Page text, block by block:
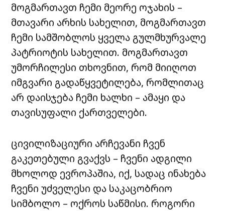
მოგმართავთ ჩემი მეორე ოჯახის –
მთავარი არხის სახელით, მოგმართავთ
ჩემი სამშობლოს ყველა გულმხურვალე
პატრიოტის სახელით. მოგმართავთ
უმორჩილესი თხოვნით, რომ მიიღოთ
იმგვარი გადაწყვეტილება, რომლითაც
არ დაისჯება ჩემი ხალხი – ამაყი და
თავისუფალი ქართველები.
ცივილიზაციური არჩევანი ჩვენ
გაკეთებული გვაქვს – ჩვენი ადგილი
მხოლოდ ევროპაშია, იქ, სადაც ინახება
ჩვენი უძველესი და საკაცობრიო
სიმბოლო – ოქროს საწმისი. როგორი